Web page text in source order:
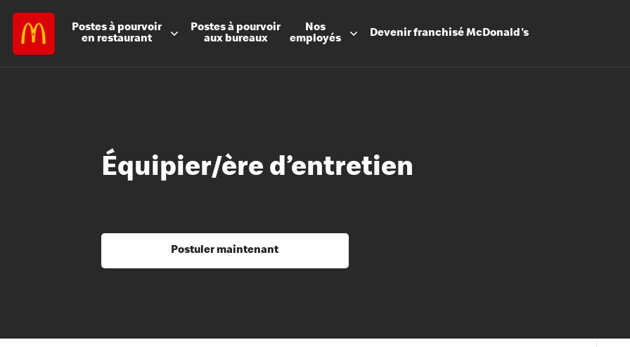
Postes à pourvoir
en restaurant
Postes à pourvoir
aux bureaux
Nos
employés
DevenirfranchiséMcDonald's
Les
Équipier/ère d’entretien
Postuler maintenant